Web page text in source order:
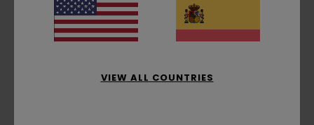
5 /5
VIEW ALL COUNTRIES